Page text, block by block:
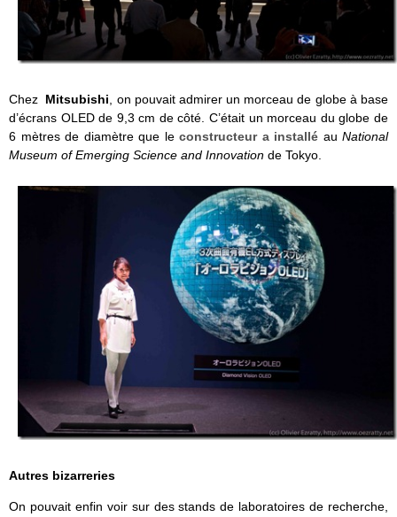
Chez Mitsubishi , on pouvait admirer un morceau de globe à base
d’écrans OLED de 9,3 cm de côté. C’était un morceau du globe de
6 mètres de diamètre que le constructeur a installé au National
Museum of Emerging Science and Innovation de Tokyo.
Autres bizarreries
On pouvait enfin voir sur des stands de laboratoires de recherche,